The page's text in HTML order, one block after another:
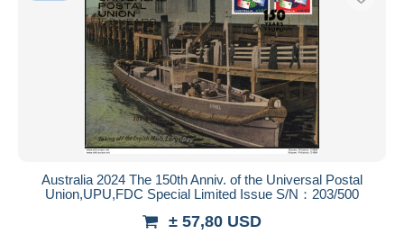
Australia 2024 The 150th Anniv. of the Universal Postal
Union,UPU,FDC Special Limited Issue S/N：203/500
± 57,80 USD